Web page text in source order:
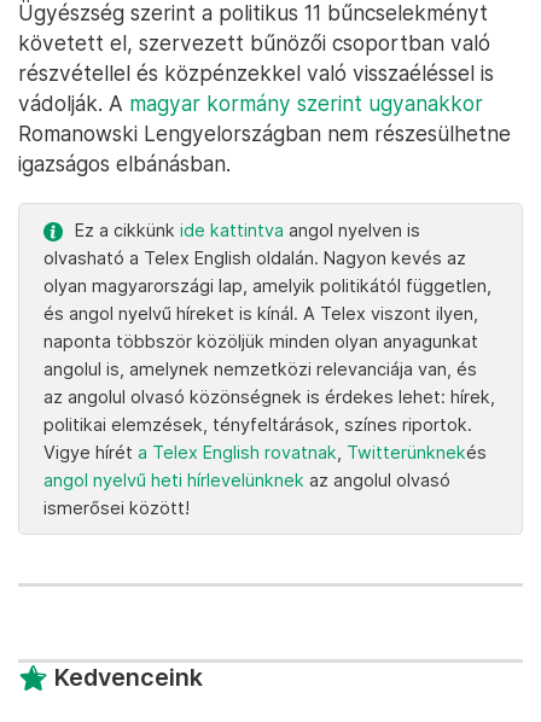
Ügyészség szerint a politikus 11 bűncselekményt
követett el, szervezett bűnözői csoportban való
részvétellel és közpénzekkel való visszaéléssel is
vádolják. A magyar kormány szerint ugyanakkor
Romanowski Lengyelországban nem részesülhetne
igazságos elbánásban.
Ez a cikkünk ide kattintva angol nyelven is
olvasható a Telex English oldalán. Nagyon kevés az
olyan magyarországi lap, amelyik politikától független,
és angol nyelvű híreket is kínál. A Telex viszont ilyen,
naponta többször közöljük minden olyan anyagunkat
angolul is, amelynek nemzetközi relevanciája van, és
az angolul olvasó közönségnek is érdekes lehet: hírek,
politikai elemzések, tényfeltárások, színes riportok.
Vigye hírét a Telex English rovatnak Twitterünknekés
angol nyelvű heti hírlevelünknek az angolul olvasó
ismerősei között!
Kedvenceink